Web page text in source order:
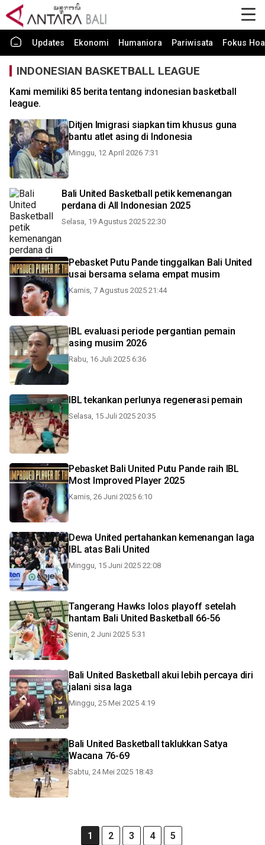
Updates Ekonomi Humaniora Pariwisata Fokus
INDONESIAN BASKETBALL LEAGUE
Kami memiliki 85 berita tentang indonesian basketball
league.
Ditjen Imigrasi siapkan tim khusus guna
bantu atlet asing di Indonesia
Minggu, 12 April 2026 7:31
Bali United Basketball petik kemenangan
perdana di All Indonesian 2025
Selasa, 19 Agustus 2025 22:30
Pebasket Putu Pande tinggalkan Bali United
usai bersama selama empat musim
Kamis, 7 Agustus 2025 21:44
IBL evaluasi periode pergantian pemain
asing musim 2026
Rabu, 16 Juli 2025 6:36
IBL tekankan perlunya regenerasi pemain
Selasa, 15 Juli 2025 20:35
Pebasket Bali United Putu Pande raih IBL
Most Improved Player 2025
Kamis, 26 Juni 2025 6:10
Dewa United pertahankan kemenangan laga
IBL atas Bali United
Minggu, 15 Juni 2025 22:08
Tangerang Hawks lolos playoff setelah
hantam Bali United Basketball 66-56
Senin, 2 Juni 2025 5:31
Bali United Basketball akui lebih percaya diri
jalani sisa laga
Minggu, 25 Mei 2025 4:19
Bali United Basketball taklukkan Satya
Wacana 76-69
Sabtu, 24 Mei 2025 18:43
1 2 3 4 5